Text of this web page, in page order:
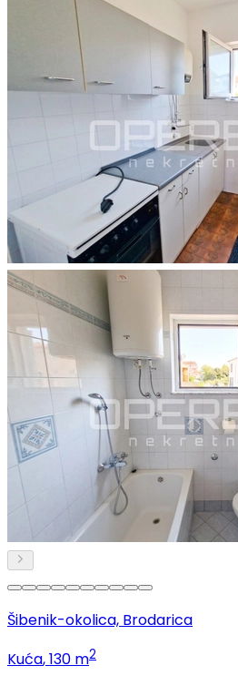
Šibenik-okolica, Brodarica
Kuća, 130 m2